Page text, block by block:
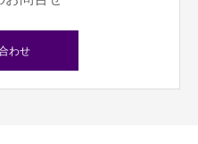
わせ